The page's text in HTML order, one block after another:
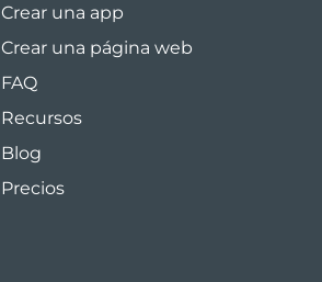
Crear una app
Crear una página web
FAQ
Recursos
Blog
Precios